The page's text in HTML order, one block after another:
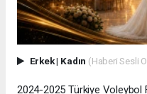
Erkek| Kadın (Haberi Sesli
2024-2025 Türkiye Voleybol